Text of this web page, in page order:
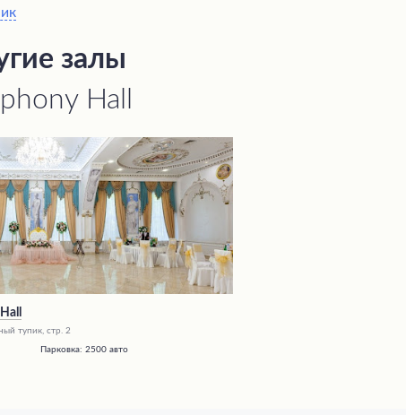
залы
Hall
тупик, стр. 2
Парковка:2500 авто